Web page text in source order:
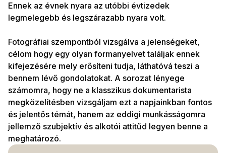
Ennek az évnek nyara az utóbbi évtizedek
legmelegebb és legszárazabb nyara volt.
Fotográfiai szempontból vizsgálva a jelenségeket,
célom hogy egy olyan formanyelvet találjak ennek
kifejezésére mely erősíteni tudja, láthatóvá teszi a
bennem lévő gondolatokat. A sorozat lényege
számomra, hogy ne a klasszikus dokumentarista
megközelítésben vizsgáljam ezt a napjainkban fontos
és jelentős témát, hanem az eddigi munkásságomra
jellemző szubjektív és alkotói attitűd legyen benne a
meghatározó.